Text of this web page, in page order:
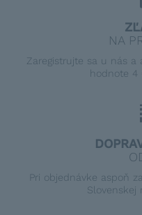
NA
Zaregistrujte sa u nás
hodnote
Pri objednávke aspoň
Slovenskej